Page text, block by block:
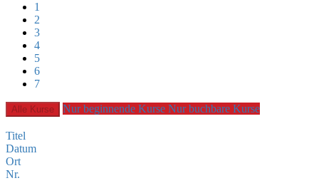
1
2
3
4
5
6
7
Alle Kurse Nur beginnende Kurse Nur buchbare Kurse
Titel
Datum
Ort
Nr.